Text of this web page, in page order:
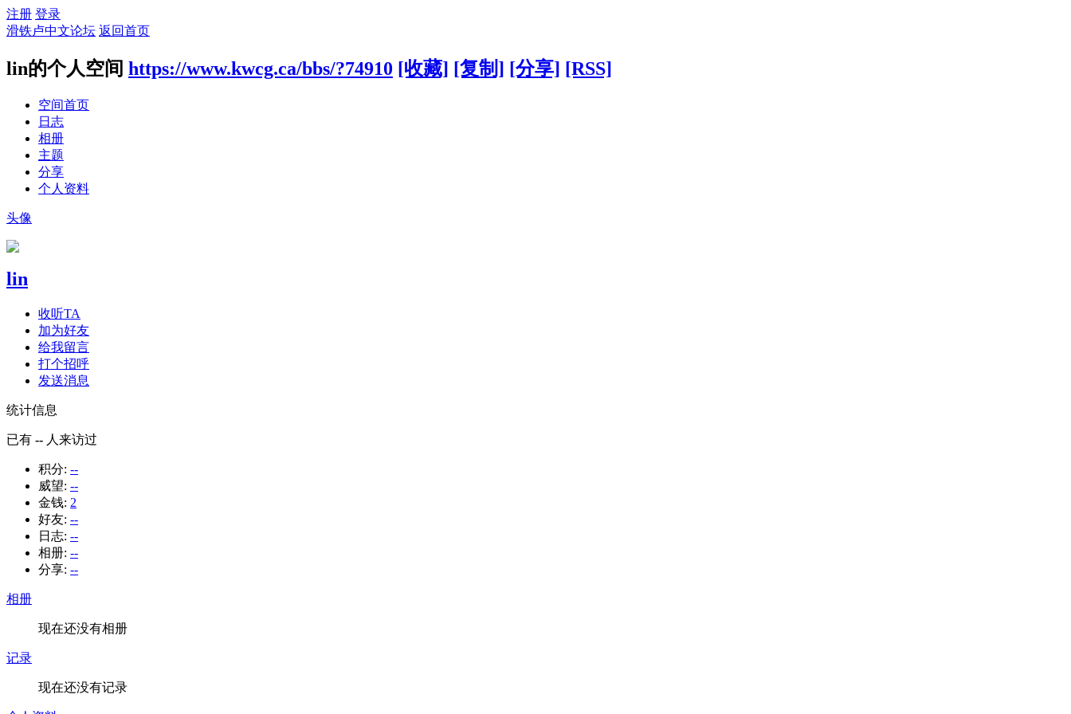
注册 登录
滑铁卢中文论坛 返回首页
lin的个人空间 https://www.kwcg.ca/bbs/?74910 [收藏] [复制] [分享] [RSS]
空间首页
日志
相册
主题
分享
个人资料
头像
lin
收听TA
加为好友
给我留言
打个招呼
发送消息
统计信息
已有 -- 人来访过
积分: --
威望: --
金钱: 2
好友: --
日志: --
相册: --
分享: --
相册
现在还没有相册
记录
现在还没有记录